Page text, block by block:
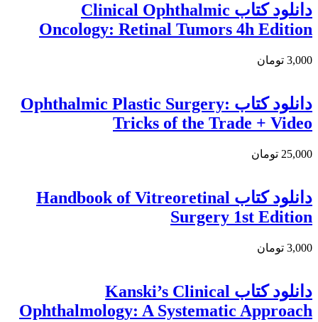
دانلود کتاب Clinical Ophthalmic
Oncology: Retinal Tumors 4h Edition
3,000 تومان
دانلود کتاب Ophthalmic Plastic Surgery:
Tricks of the Trade + Video
25,000 تومان
دانلود کتاب Handbook of Vitreoretinal
Surgery 1st Edition
3,000 تومان
دانلود کتاب Kanski’s Clinical
Ophthalmology: A Systematic Approach